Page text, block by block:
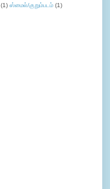
(1) ஸ்மைல்/குறும்படம் (1)